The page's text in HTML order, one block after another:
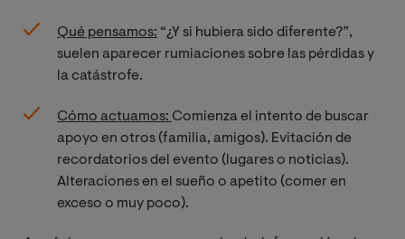
Qué pensamos: “¿Y si hubiera sido diferente?”,
suelen aparecer rumiaciones sobre las pérdidas y
la catástrofe.
Cómo actuamos: Comienza el intento de buscar
apoyo en otros (familia, amigos). Evitación de
recordatorios del evento (lugares o noticias).
Alteraciones en el sueño o apetito (comer en
exceso o muy poco).